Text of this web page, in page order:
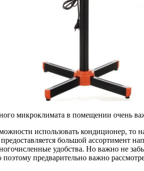
микроклимата в помещении очень
использовать кондиционер,
предоставляется большой ассортимент
удобства. Но важно не
предварительно важно